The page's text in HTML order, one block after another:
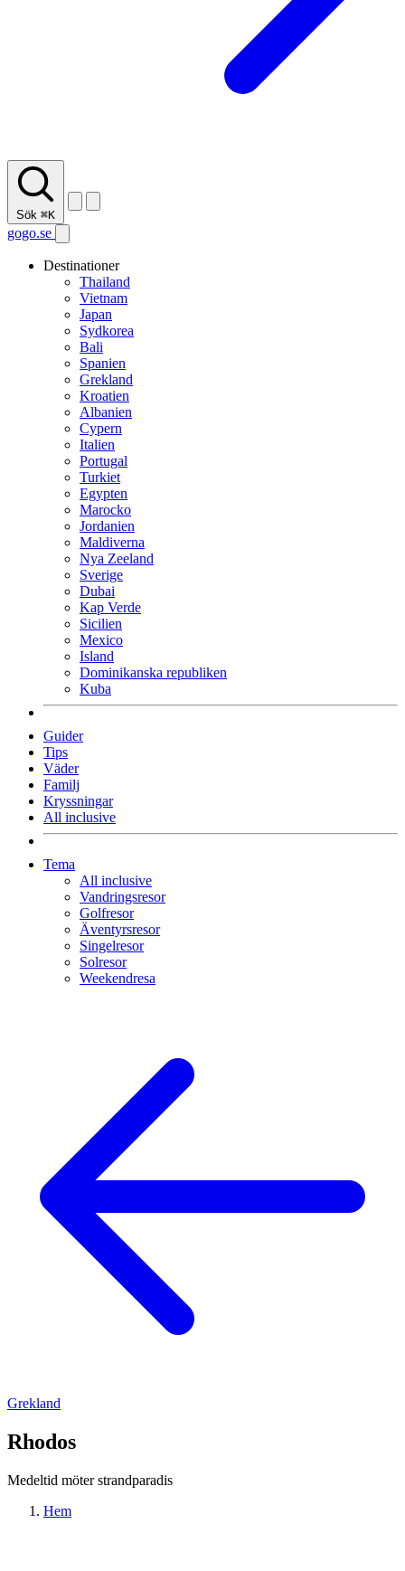
Sök ⌘K
gogo.se
Destinationer
Thailand
Vietnam
Japan
Sydkorea
Bali
Spanien
Grekland
Kroatien
Albanien
Cypern
Italien
Portugal
Turkiet
Egypten
Marocko
Jordanien
Maldiverna
Nya Zeeland
Sverige
Dubai
Kap Verde
Sicilien
Mexico
Island
Dominikanska republiken
Kuba
Guider
Tips
Väder
Familj
Kryssningar
All inclusive
Tema
All inclusive
Vandringsresor
Golfresor
Äventyrsresor
Singelresor
Solresor
Weekendresa
Grekland
Rhodos
Medeltid möter strandparadis
Hem